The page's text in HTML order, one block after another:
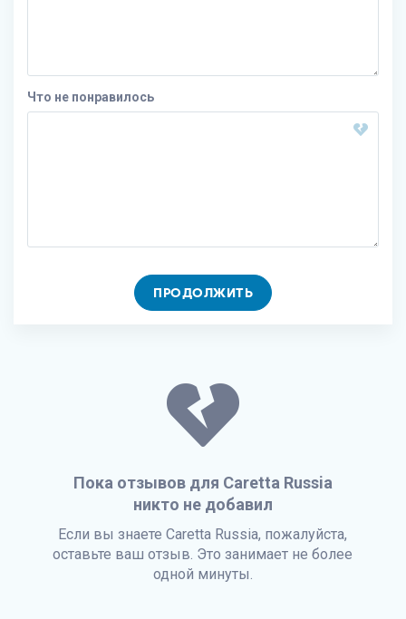
Что не понравилось
ПРОДОЛЖИТЬ
Пока отзывов для Caretta Russia
никто не добавил
Если вы знаете Caretta Russia, пожалуйста,
оставьте ваш отзыв. Это занимает не более
одной минуты.